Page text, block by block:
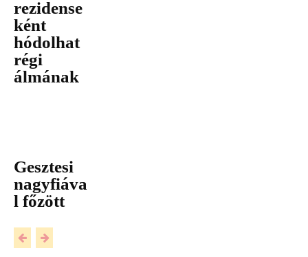
rezidense
ként
hódolhat
régi
álmának
Gesztesi
nagyfiáva
l főzött